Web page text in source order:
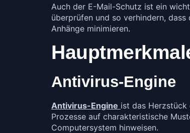
Auch der E-Mail-Schutz ist ein
überprüfen und so verhindern,
Anhänge minimieren.
Antivirus-Engine
Antivirus-Engine ist das Herzstück
Prozesse auf charakteristische
Computersystem hinweisen.